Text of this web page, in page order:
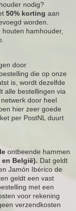
nodig?
50% korting aan
worden.
hamhouder,
door
die op onze
is, wordt dezelfde
alle bestellingen via
door heel
hier zeer goede
per PostNL duurt
ontbeende hammen
en België). Dat geldt
Jamón Ibérico de
geldt een vast
met een
voor rekening
verzendkosten